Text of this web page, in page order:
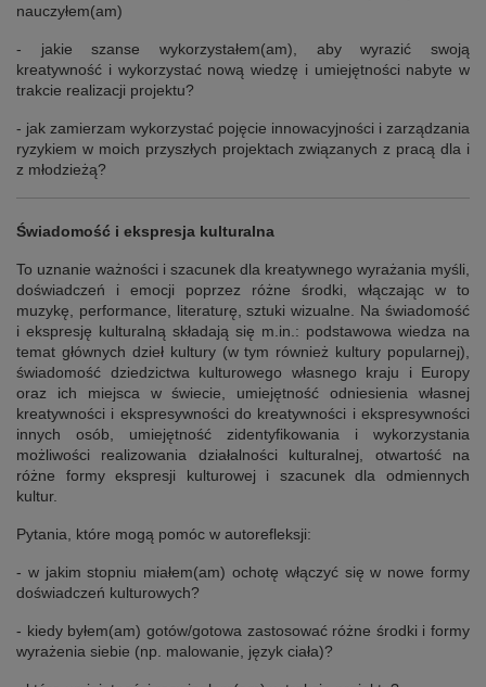
nauczyłem(am)
- jakie szanse wykorzystałem(am), aby wyrazić swoją
kreatywność i wykorzystać nową wiedzę i umiejętności nabyte w
trakcie realizacji projektu?
- jak zamierzam wykorzystać pojęcie innowacyjności i zarządzania
ryzykiem w moich przyszłych projektach związanych z pracą dla i
z młodzieżą?
Świadomość i ekspresja kulturalna
To uznanie ważności i szacunek dla kreatywnego wyrażania myśli,
doświadczeń i emocji poprzez różne środki, włączając w to
muzykę, performance, literaturę, sztuki wizualne. Na świadomość
i ekspresję kulturalną składają się m.in.: podstawowa wiedza na
temat głównych dzieł kultury (w tym również kultury popularnej),
świadomość dziedzictwa kulturowego własnego kraju i Europy
oraz ich miejsca w świecie, umiejętność odniesienia własnej
kreatywności i ekspresywności do kreatywności i ekspresywności
innych osób, umiejętność zidentyfikowania i wykorzystania
możliwości realizowania działalności kulturalnej, otwartość na
różne formy ekspresji kulturowej i szacunek dla odmiennych
kultur.
Pytania, które mogą pomóc w autorefleksji:
- w jakim stopniu miałem(am) ochotę włączyć się w nowe formy
doświadczeń kulturowych?
- kiedy byłem(am) gotów/gotowa zastosować różne środki i formy
wyrażenia siebie (np. malowanie, język ciała)?